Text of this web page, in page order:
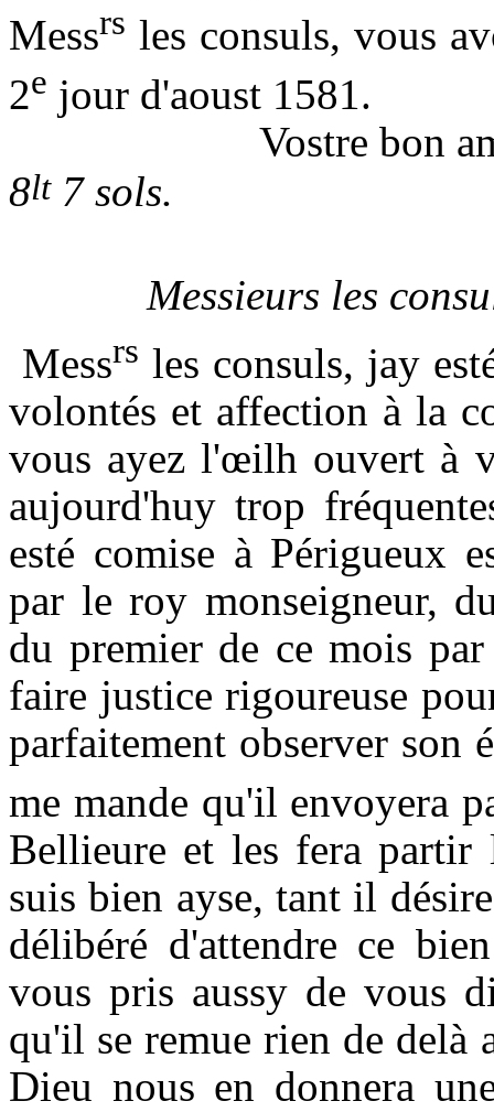
Messrs les consuls, vous
2e jour d'aoust 1581.
Vostre bon
8lt 7 sols.
Messieurs les
Messrs les consuls, jay
volontés et affection à la
vous ayez l'œilh ouvert à
aujourd'huy trop
esté comise à Périgueux
par le roy monseigneur,
du premier de ce mois
faire justice rigoureuse
parfaitement observer
me mande qu'il envoyera
Bellieure et les fera partir
suis bien ayse, tant il
délibéré d'attendre ce
vous pris aussy de vous
qu'il se remue rien de delà
Dieu nous en donnera